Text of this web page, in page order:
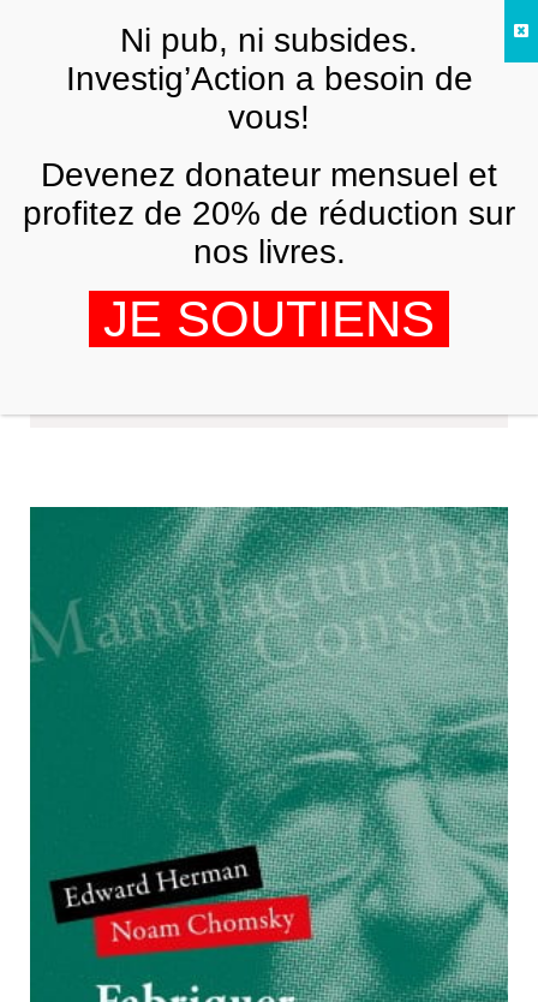
Dominique Arias
FRNi pub, ni subsides.
Investig’Action a besoin de
vous!
Devenez donateur mensuel et
profitez de 20% de réduction sur
nos livres.
JE SOUTIENS